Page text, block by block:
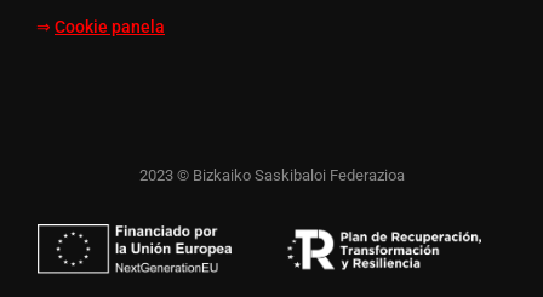
⇒ Cookie panela
2023 © Bizkaiko Saskibaloi Federazioa